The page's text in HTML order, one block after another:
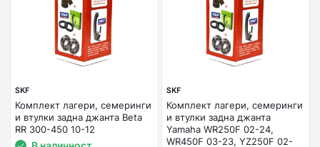
SKF
Комплект лагери, семеринги
и втулки задна джанта Beta
RR 300-450 10-12
SKF
Комплект лагери, семеринги
и втулки задна джанта
Yamaha WR250F 02-24,
WR450F 03-23, YZ250F 02-